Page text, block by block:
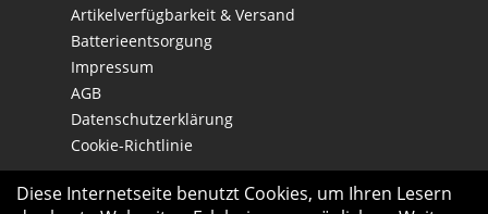
Artikelverfügbarkeit & Versand
Batterieentsorgung
Impressum
AGB
Datenschutzerklärung
Cookie-Richtlinie
Diese Internetseite benutzt Cookies, um Ihren Lesern